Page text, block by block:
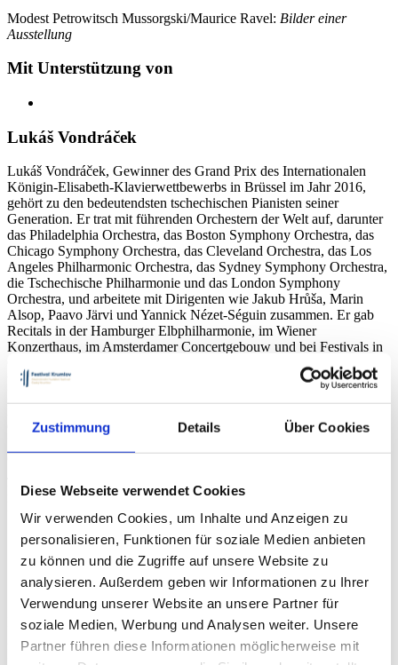
Zustimmung Details Über Cookies
Diese Webseite verwendet Cookies
Wir verwenden Cookies, um Inhalte und Anzeigen zu
personalisieren, Funktionen für soziale Medien anbieten
zu können und die Zugriffe auf unsere Website zu
analysieren. Außerdem geben wir Informationen zu Ihrer
Verwendung unserer Website an unsere Partner für
soziale Medien, Werbung und Analysen weiter. Unsere
Partner führen diese Informationen möglicherweise mit
Modest Petrowitsch Mussorgski/Maurice Ravel: Bilder einer
Ausstellung
Mit Unterstützung von
Lukáš Vondráček
Lukáš Vondráček, Gewinner des Grand Prix des Internationalen
Königin-Elisabeth-Klavierwettbewerbs in Brüssel im Jahr 2016,
gehört zu den bedeutendsten tschechischen Pianisten seiner
Generation. Er trat mit führenden Orchestern der Welt auf, darunter
das Philadelphia Orchestra, das Boston Symphony Orchestra, das
Chicago Symphony Orchestra, das Cleveland Orchestra, das Los
Angeles Philharmonic Orchestra, das Sydney Symphony Orchestra,
die Tschechische Philharmonie und das London Symphony
Orchestra, und arbeitete mit Dirigenten wie Jakub Hrůša, Marin
Alsop, Paavo Järvi und Yannick Nézet-Séguin zusammen. Er gab
Recitals in der Hamburger Elbphilharmonie, im Wiener
Konzerthaus, im Amsterdamer Concertgebouw und bei Festivals in
Gstaad, Edinburgh und beim Prager Frühling. In der Saison 2025/26
tritt er mit dem Toronto Symphony Orchestra unter der Leitung von
Orchestra auf, wo er den gesamten Zyklus der Beethoven-
Philharmonie und Vladimir Ashkenazy auf. Er absolvierte das New
Tat Keng Tey
Symphonieorchester des Tschechischen Rundfunks
Das Symphonieorchester des Tschechischen Rundfunks (SOČR)
gehört zu den bedeutendsten Orchestern der heutigen tschechischen
Musikszene. Seit der Saison 2022/2023 bekleidet der tschechische